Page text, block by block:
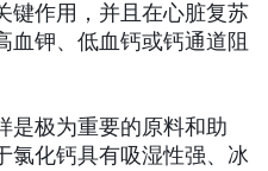
键作用，并且在心脏复苏
血钾、低血钙或钙通道阻
是极为重要的原料和助
氯化钙具有吸湿性强、冰